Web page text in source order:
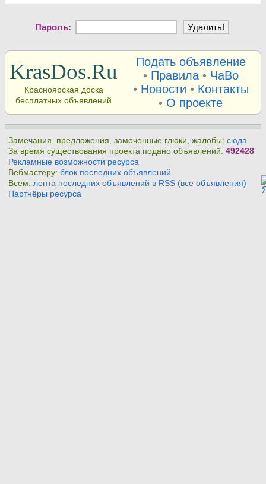
Пароль:
KrasDos.Ru
Красноярская доска
бесплатных объявлений
Подать объявление
• Правила• ЧаВо
• Новости • Контакты
• О проекте
Замечания, предложения, замеченные глюки, жалобы:сюда
За время существования проекта подано объявлений:492428
Рекламные возможности ресурса
Вебмастеру:блок последних объявлений
Всем:лента последних объявлений в RSS (все объявления)
Партнёры ресурса